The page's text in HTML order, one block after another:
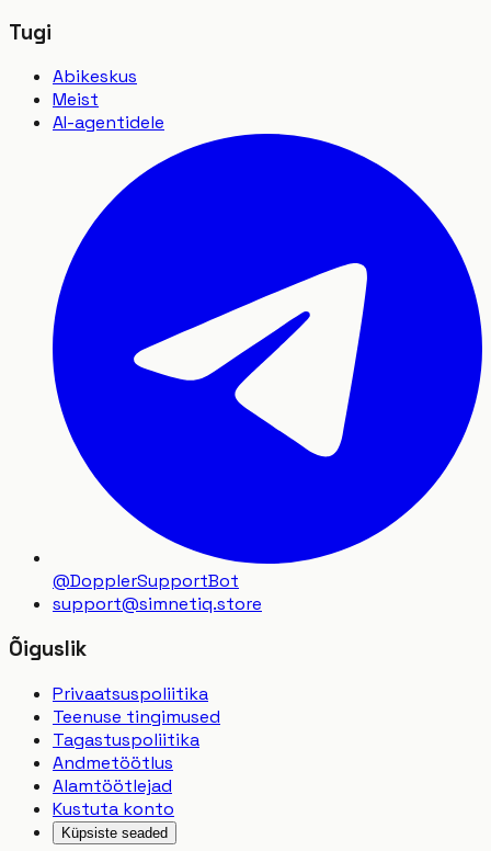
Tugi
Abikeskus
Meist
AI-agentidele
@DopplerSupportBot
support@simnetiq.store
Õiguslik
Privaatsuspoliitika
Teenuse tingimused
Tagastuspoliitika
Andmetöötlus
Alamtöötlejad
Kustuta konto
Küpsiste seaded